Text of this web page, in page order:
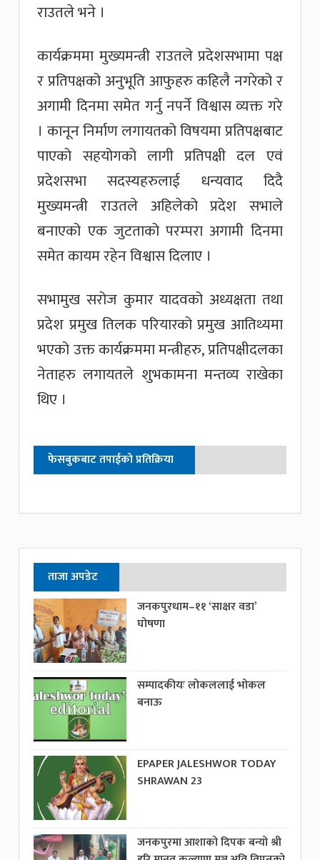
राउतले भने ।
कार्यक्रममा मुख्यमन्त्री राउतले प्रदेशसभामा पक्ष
र प्रतिपक्षको अनुभूति आफुहरु कहिलै नगरेको र
अगामी दिनमा समेत गर्नु नपर्ने विश्वास व्यक्त गरे
। कानून निर्माण लगायतको विषयमा प्रतिपक्षबाट
पाएको सहयोगको लागी प्रतिपक्षी दल एवं
प्रदेशसभा सदस्यहरुलाई धन्यवाद दिदै
मुख्यमन्त्री राउतले अहिलेको प्रदेश सभाले
बनाएको एक जुटताको परम्परा अगामी दिनमा
समेत कायम रहेन विश्वास दिलाए ।
सभामुख सरोज कुमार यादवको अध्यक्षता तथा
प्रदेश प्रमुख तिलक परियारको प्रमुख आतिथ्यमा
भएको उक्त कार्यक्रममा मन्त्रीहरु, प्रतिपक्षीदलका
नेताहरु लगायतले शुभकामना मन्तव्य राखेका
थिए ।
फेसबुकबाट तपाईको प्रतिक्रिया
ताजा अपडेट
जनकपुरधाम–११ ‘साक्षर वडा’
घोषणा
सम्पादकीयः लोकललाई भोकल
बनाऊ
EPAPER JALESHWOR TODAY
SHRAWAN 23
जनकपुरमा आशाको दिपक बन्यो श्री